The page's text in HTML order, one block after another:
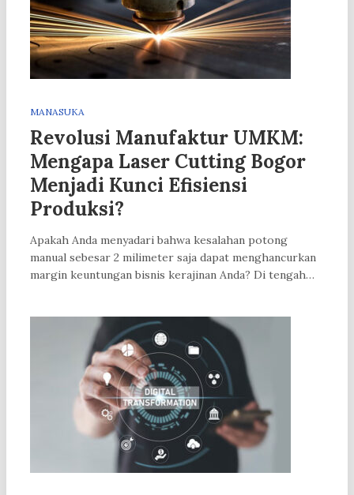
MANASUKA
Revolusi Manufaktur UMKM:
Mengapa Laser Cutting Bogor
Menjadi Kunci Efisiensi
Produksi?
Apakah Anda menyadari bahwa kesalahan potong
manual sebesar 2 milimeter saja dapat menghancurkan
margin keuntungan bisnis kerajinan Anda? Di tengah…